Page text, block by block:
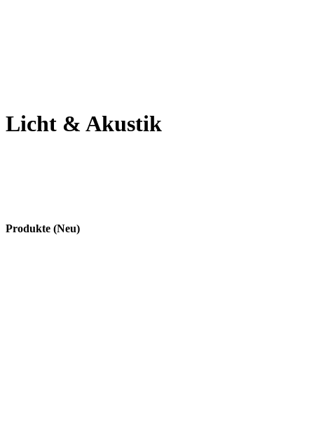
Licht & Akustik
Produkte (Neu)